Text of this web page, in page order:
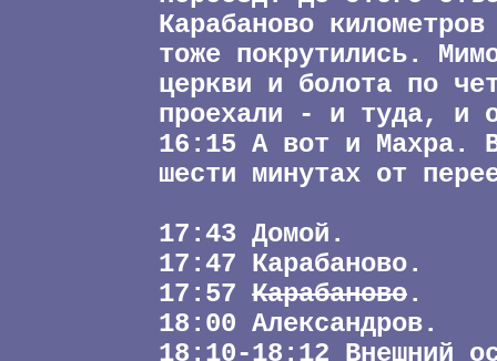
Карабаново
тоже покрутились.
церкви и болота по
проехали - и туда, и
16:15 А вот и Махра.
шести минутах от
17:43 Домой.
17:47 Карабаново.
17:57 Карабаново.
18:00 Александров.
18:10-18:12 Внешний